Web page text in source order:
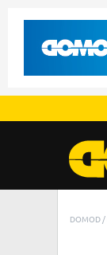
DOMOD